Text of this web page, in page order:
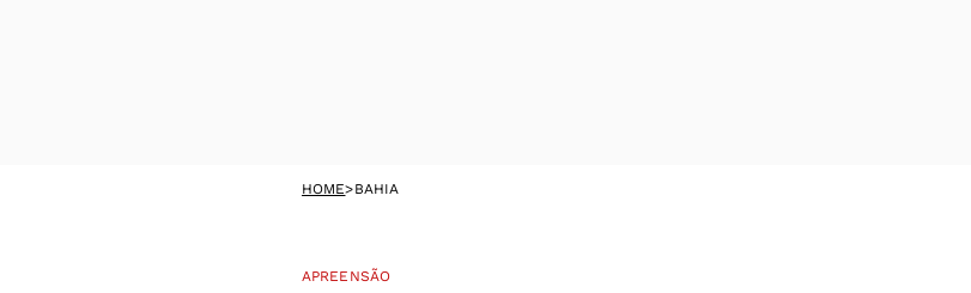
HOME>BAHIA
APREENSÃO